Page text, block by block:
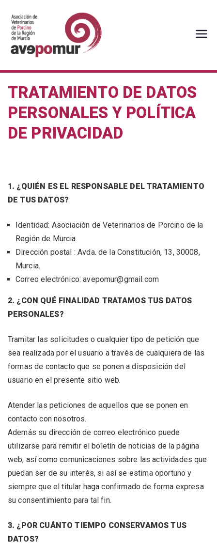
contenido
Asociación de veterinarios de
TRATAMIENTO DE DATOS
PERSONALES Y POLÍTICA
DE PRIVACIDAD
1. ¿QUIÉN ES EL RESPONSABLE DEL TRATAMIENTO
DE TUS DATOS?
Identidad: Asociación de Veterinarios de Porcino de la
Región de Murcia.
Dirección postal : Avda. de la Constitución, 13, 30008,
Murcia.
Correo electrónico: avepomur@gmail.com
2. ¿CON QUÉ FINALIDAD TRATAMOS TUS DATOS
PERSONALES?
Tramitar las solicitudes o cualquier tipo de petición que
sea realizada por el usuario a través de cualquiera de las
formas de contacto que se ponen a disposición del
usuario en el presente sitio web.
Atender las peticiones de aquellos que se ponen en
contacto con nosotros.
Además su dirección de correo electrónico puede
utilizarse para remitir el boletín de noticias de la página
web, así como comunicaciones sobre las actividades que
puedan ser de su interés, si así se estima oportuno y
siempre que el titular haga confirmado de forma expresa
su consentimiento para tal fin.
3. ¿POR CUÁNTO TIEMPO CONSERVAMOS TUS
DATOS?